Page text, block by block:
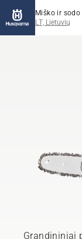
Miško ir sodo
LT, Lietuvių
Grandininiai